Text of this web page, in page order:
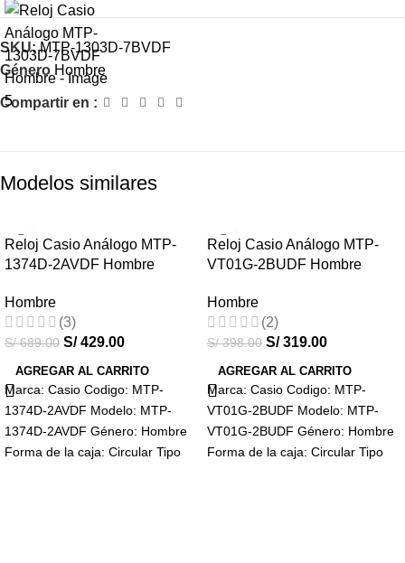
SKU:MTP-1303D-7BVDF
Género Hombre
Compartir en :
Modelos similares
-38%
Reloj Casio Análogo MTP-
1374D-2AVDF Hombre
Hombre
(3)
S/689.00 S/429.00
AGREGAR AL CARRITO
Marca: Casio Codigo: MTP-
1374D-2AVDF Modelo: MTP-
1374D-2AVDF Género: Hombre
Forma de la caja: Circular Tipo
-20%
Reloj Casio Análogo MTP-
VT01G-2BUDF Hombre
Hombre
(2)
S/398.00 S/319.00
AGREGAR AL CARRITO
Marca: Casio Codigo: MTP-
VT01G-2BUDF Modelo: MTP-
VT01G-2BUDF Género: Hombre
Forma de la caja: Circular Tipo